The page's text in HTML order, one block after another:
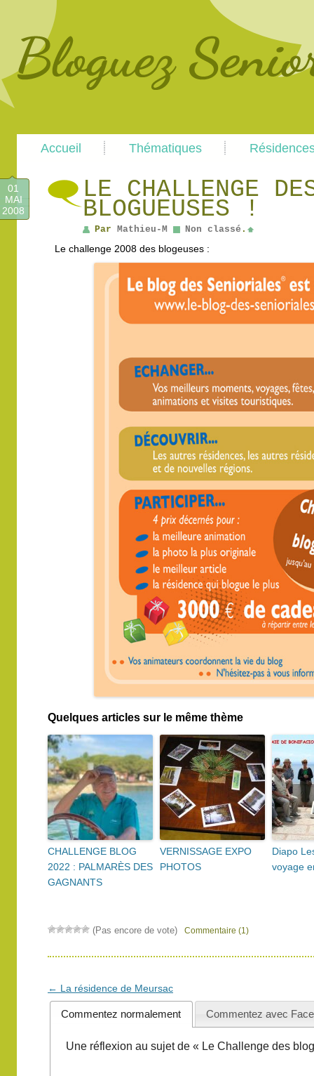
menuAccueil Thématiques
LE CHALLENGE
BLOGUEUSES !
01
MAI
2008
Par Mathieu-M Non classé .
Le challenge 2008 des blogeuses :
Quelques articles sur le même thème
CHALLENGE BLOG
2022 : PALMARÈS DES
GAGNANTS
VERNISSAGE EXPO
PHOTOS
Diapo
voyage
(Pas encore de vote) Commentaire (1)
Navigation
des
← La résidence de Meursac
Commentez normalement Commentez avec
Une réflexion au sujet de « Le Challenge des